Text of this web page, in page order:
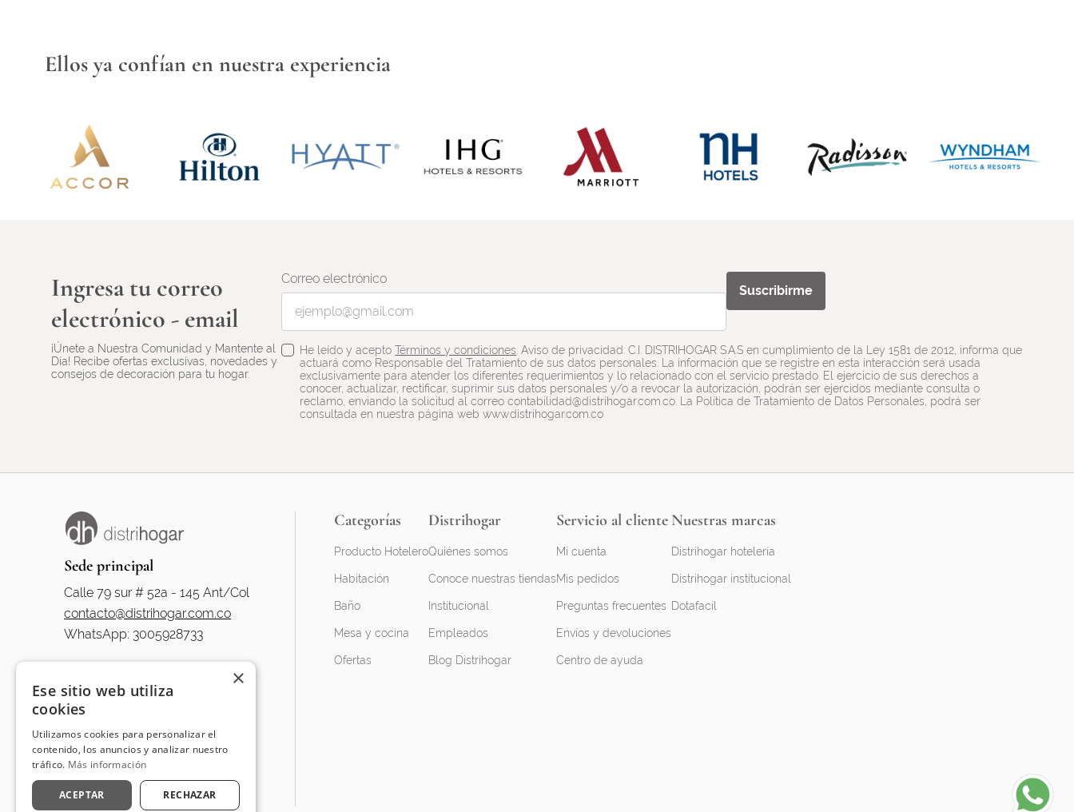
Ellos ya confían en nuestra experiencia
Ingresa tu correo
electrónico - email
¡Únete a Nuestra Comunidad y Mantente al
Día! Recibe ofertas exclusivas, novedades y
consejos de decoración para tu hogar.
Correo electrónico
Suscribirme
He leído y aceptoTérminos y condiciones. Aviso de privacidad: C.I. DISTRIHOGAR S.A.S en cumplimiento de la Ley 1581 de 2012, informa que
actuará como Responsable del Tratamiento de sus datos personales. La información que se registre en esta interacción será usada
exclusivamente para atender los diferentes requerimientos y lo relacionado con el servicio prestado. El ejercicio de sus derechos a
conocer, actualizar, rectificar, suprimir sus datos personales y/o a revocar la autorización, podrán ser ejercidos mediante consulta o
reclamo, enviando la solicitud al correo contabilidad@distrihogar.com.co. La Política de Tratamiento de Datos Personales, podrá ser
consultada en nuestra página web www.distrihogar.com.co
Sede principal
Calle 79 sur # 52a - 145 Ant/Col
contacto@distrihogar.com.co
WhatsApp: 3005928733
¿Necesitas ayuda?
Categorías
Producto Hotelero
Habitación
Baño
Mesa y cocina
Ofertas
Distrihogar
Quiénes somos
Conoce nuestras tiendas
Institucional
Empleados
Blog Distrihogar
Servicio al cliente
Mi cuenta
Mis pedidos
Preguntas frecuentes
Envíos y devoluciones
Centro de ayuda
Nuestras marcas
Distrihogar hotelería
Distrihogar institucional
Dotafacil
×
Ese sitio web utiliza
cookies
Utilizamos cookies para personalizar el
contenido, los anuncios y analizar nuestro
tráfico. Más información
ACEPTAR RECHAZAR